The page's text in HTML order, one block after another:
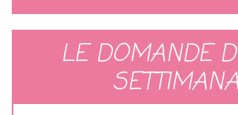
LE DOMANDE
SETTIMANA